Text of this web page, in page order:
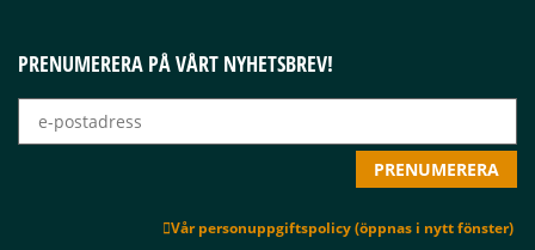
PRENUMERERA PÅ VÅRT NYHETSBREV!
Vår personuppgiftspolicy (öppnas i nytt fönster)